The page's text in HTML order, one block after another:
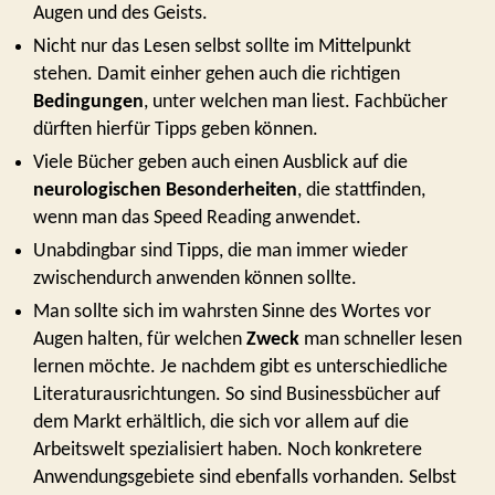
Augen und des Geists.
Nicht nur das Lesen selbst sollte im Mittelpunkt
stehen. Damit einher gehen auch die richtigen
Bedingungen, unter welchen man liest. Fachbücher
dürften hierfür Tipps geben können.
Viele Bücher geben auch einen Ausblick auf die
neurologischen Besonderheiten, die stattfinden,
wenn man das Speed Reading anwendet.
Unabdingbar sind Tipps, die man immer wieder
zwischendurch anwenden können sollte.
Man sollte sich im wahrsten Sinne des Wortes vor
Augen halten, für welchen Zweck man schneller lesen
lernen möchte. Je nachdem gibt es unterschiedliche
Literaturausrichtungen. So sind Businessbücher auf
dem Markt erhältlich, die sich vor allem auf die
Arbeitswelt spezialisiert haben. Noch konkretere
Anwendungsgebiete sind ebenfalls vorhanden. Selbst